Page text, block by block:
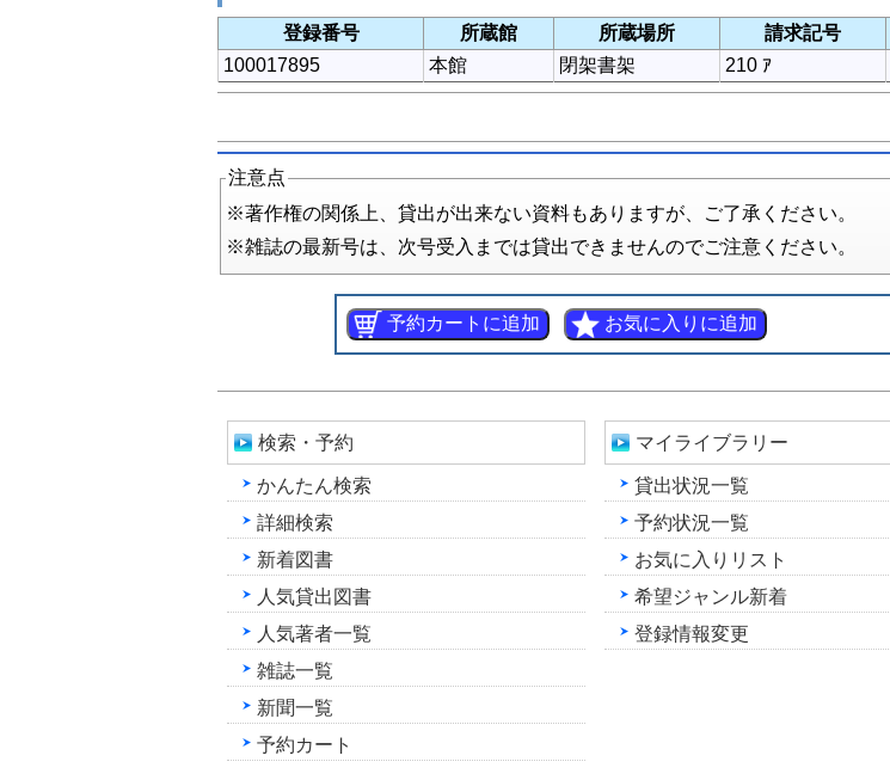
登録番号 所蔵館 所蔵場所 請求記号
100017895
本館 閉架書架 210 ｱ
注意点
※著作権の関係上、貸出が出来ない資料もありますが、ご了承ください。
※雑誌の最新号は、次号受入までは貸出できませんのでご注意ください。
検索・予約
かんたん検索
詳細検索
新着図書
人気貸出図書
人気著者一覧
雑誌一覧
新聞一覧
予約カート
マイライブラリー
貸出状況一覧
予約状況一覧
お気に入りリスト
希望ジャンル新着
登録情報変更